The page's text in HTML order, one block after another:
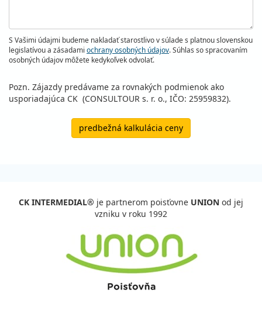
S Vašimi údajmi budeme nakladať starostlivo v súlade s platnou slovenskou
legislatívou a zásadami ochrany osobných údajov. Súhlas so spracovaním
osobných údajov môžete kedykoľvek odvolať.
Pozn. Zájazdy predávame za rovnakých podmienok ako
usporiadajúca CK (CONSULTOUR s. r. o., IČO: 25959832).
predbežná kalkulácia ceny
CK INTERMEDIAL® je partnerom poisťovne UNION od jej
vzniku v roku 1992